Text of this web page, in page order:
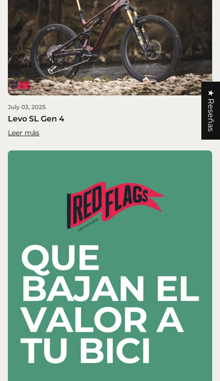
July 03, 2025
Levo SL Gen 4
Leer más
★ Reseñas